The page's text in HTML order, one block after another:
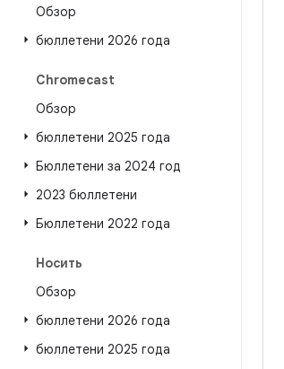
Обзор
бюллетени 2026 года
Chromecast
Обзор
бюллетени 2025 года
Бюллетени за 2024 год
2023 бюллетени
Бюллетени 2022 года
Носить
Обзор
бюллетени 2026 года
бюллетени 2025 года